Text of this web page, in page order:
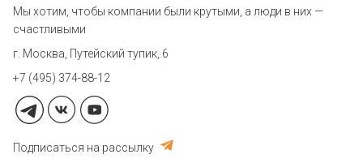
Мы хотим, чтобы компании были крутыми, а люди в них —
счастливыми
г. Москва, Путейский тупик, 6
+7 (495) 374-88-12
Подписаться на рассылку